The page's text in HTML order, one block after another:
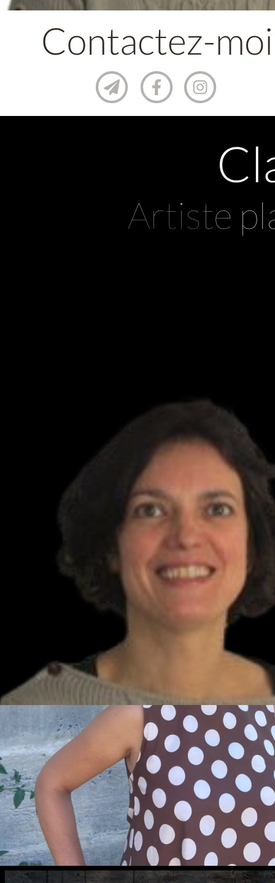
Clarisse Chauvin est une artiste
poésie et leur richesse de
Créé dans son atelier, son
Clarisse Chauvin :
abstrait et ses créations